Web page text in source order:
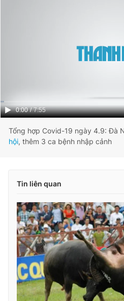
Đặt báo Quảng cáo RSS
Phó tổng biên tập thường trực:
Phó tổng biên tập: Lâm Hiếu Dũng
© 2003-2026 Bản quyền thuộc về
bản. Phát triển bởi ePi
Current
0:00 / Duration
7:55
Tổng hợp Covid-19 ngày 4.9: Đà
hội, thêm 3 ca bệnh nhập cảnh
Tin liên quan